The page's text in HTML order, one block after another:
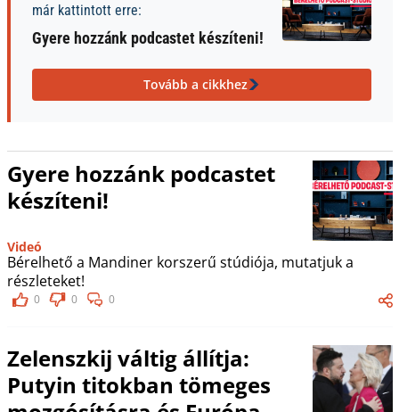
már kattintott erre:
Gyere hozzánk podcastet készíteni!
Tovább a cikkhez
Gyere hozzánk podcastet
készíteni!
Videó
Bérelhető a Mandiner korszerű stúdiója, mutatjuk a
részleteket!
0 0 0
Zelenszkij váltig állítja:
Putyin titokban tömeges